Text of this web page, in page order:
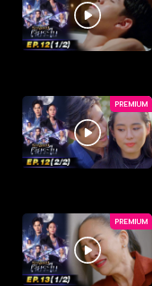
PREMIUM
PREMIUM